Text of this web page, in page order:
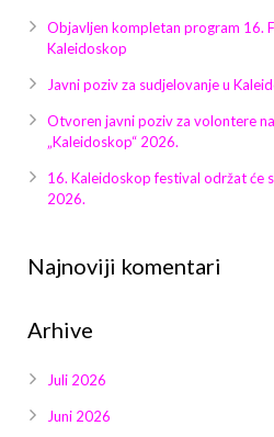
Galerija 2019
Galerija 2022
Galerija 2025
Objavljen kompletan program 16.
Kaleidoskop
Javni poziv za sudjelovanje u
Otvoren javni poziv za volontere
„Kaleidoskop“ 2026.
16. Kaleidoskop festival održat će
2026.
Najnoviji komentari
Arhive
Juli 2026
Juni 2026